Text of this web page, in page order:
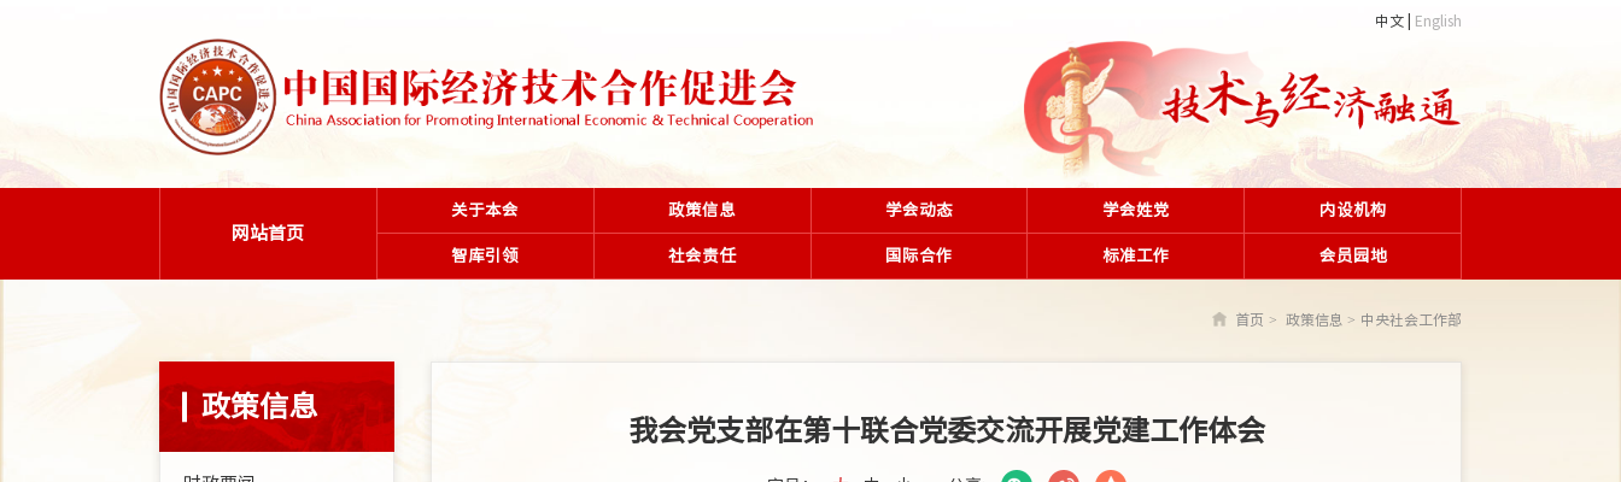
中文 English
网站首页
关于本会 政策信息 学会动态 学会姓党 内设机构
智库引领 社会责任 国际合作 标准工作 会员园地
首页 政策信息 中央社会工作部
政策信息
我会党支部在第十联合党委交流开展党建工作体会